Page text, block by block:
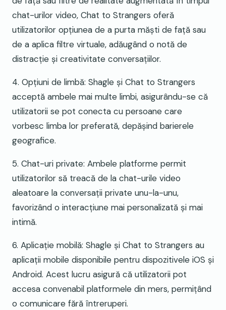
chat-urilor video, Chat to Strangers oferă
utilizatorilor opțiunea de a purta măști de față sau
de a aplica filtre virtuale, adăugând o notă de
distracție și creativitate conversațiilor.
4. Opțiuni de limbă: Shagle și Chat to Strangers
acceptă ambele mai multe limbi, asigurându-se că
utilizatorii se pot conecta cu persoane care
vorbesc limba lor preferată, depășind barierele
geografice.
5. Chat-uri private: Ambele platforme permit
utilizatorilor să treacă de la chat-urile video
aleatoare la conversații private unu-la-unu,
favorizând o interacțiune mai personalizată și mai
intimă.
6. Aplicație mobilă: Shagle și Chat to Strangers au
aplicații mobile disponibile pentru dispozitivele iOS și
Android. Acest lucru asigură că utilizatorii pot
accesa convenabil platformele din mers, permițând
o comunicare fără întreruperi.